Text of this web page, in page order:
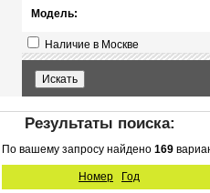
Модель:
Наличие в Москве
Результаты поиска:
По вашему запросу найдено 169
Номер
Год